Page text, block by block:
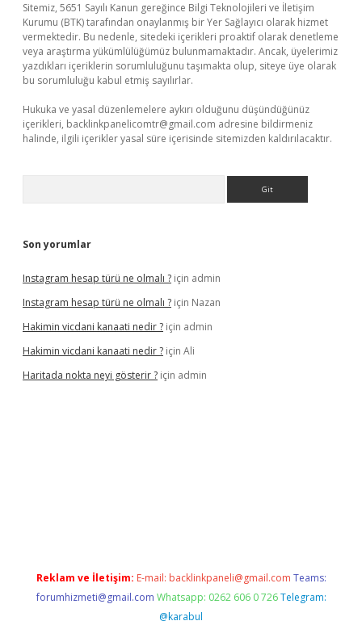
Sitemiz, 5651 Sayılı Kanun gereğince Bilgi Teknolojileri ve İletişim
Kurumu (BTK) tarafından onaylanmış bir Yer Sağlayıcı olarak hizmet
vermektedir. Bu nedenle, sitedeki içerikleri proaktif olarak denetleme
veya araştırma yükümlülüğümüz bulunmamaktadır. Ancak, üyelerimiz
yazdıkları içeriklerin sorumluluğunu taşımakta olup, siteye üye olarak
bu sorumluluğu kabul etmiş sayılırlar.
Hukuka ve yasal düzenlemelere aykırı olduğunu düşündüğünüz
içerikleri, backlinkpanelicomtr@gmail.com adresine bildirmeniz
halinde, ilgili içerikler yasal süre içerisinde sitemizden kaldırılacaktır.
Son yorumlar
Instagram hesap türü ne olmalı ? için admin
Instagram hesap türü ne olmalı ? için Nazan
Hakimin vicdani kanaati nedir ? için admin
Hakimin vicdani kanaati nedir ? için Ali
Haritada nokta neyi gösterir ? için admin
Reklam ve İletişim: E-mail: backlinkpaneli@gmail.com Teams:
forumhizmeti@gmail.com Whatsapp: 0262 606 0 726 Telegram:
@karabul